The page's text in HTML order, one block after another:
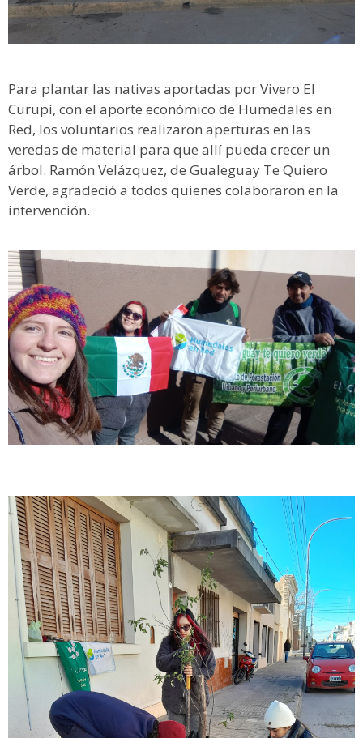
Para plantar las nativas aportadas por Vivero El
Curupí, con el aporte económico de Humedales en
Red, los voluntarios realizaron aperturas en las
veredas de material para que allí pueda crecer un
árbol. Ramón Velázquez, de Gualeguay Te Quiero
Verde, agradeció a todos quienes colaboraron en la
intervención.